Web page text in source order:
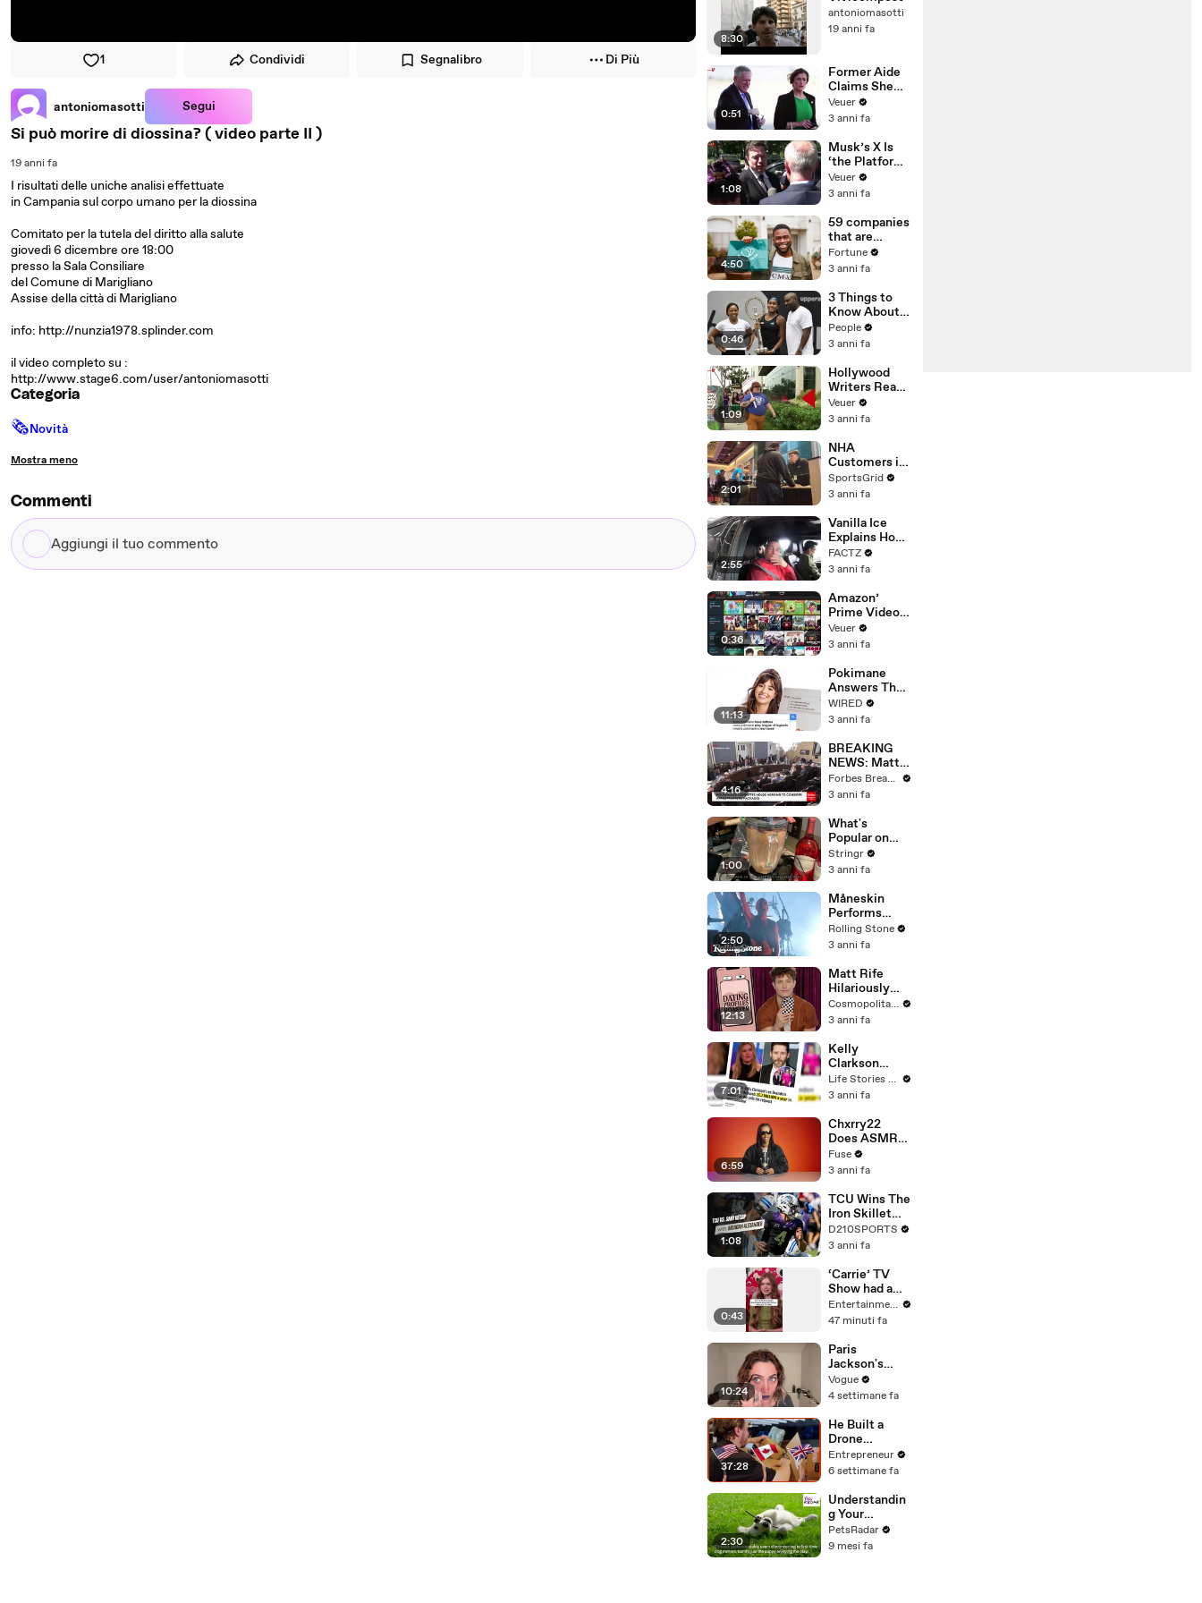
1 Condividi Segnalibro Di Più
antoniomasotti Segui
Si può morire di diossina? ( video parte II )
19 anni fa
I risultati delle uniche analisi effettuate
in Campania sul corpo umano per la diossina
Comitato per la tutela del diritto alla salute
giovedì 6 dicembre ore 18:00
presso la Sala Consiliare
del Comune di Marigliano
Assise della città di Marigliano
info: http://nunzia1978.splinder.com
il video completo su :
http://www.stage6.com/user/antoniomasotti
Categoria
🗞Novità
Mostra meno
Commenti
Aggiungi
il
8:30
antoniomasotti
19 anni fa
0:51
Former Aide
Claims She
Was Asked to
Make a ‘Hit
Trump
Veuer
3 anni fa
1:08
Musk’s X Is
‘the Platform
With the
Largest Ratio
Misinformatio
n or
Disinformatio
n’ Amongst
All Social
Media
Platforms
Veuer
3 anni fa
4:50
59 companies
that are
changing the
world: From
Chobani
Fortune
3 anni fa
0:46
3 Things to
Know About
Coco Gauff's
Parents
People
3 anni fa
1:09
Hollywood
Writers Reach
‘Tentative
Agreement’
After 146 Day
Strike
Veuer
3 anni fa
2:01
NHA
Customers in
Limbo as
Company
Potential
Merger
SportsGrid
3 anni fa
2:55
Vanilla Ice
Explains How
the 90’s
Shaped
FACTZ
3 anni fa
0:36
Amazon’
Prime Video
Will Show
Commercials
Year
Veuer
3 anni fa
11:13
Pokimane
Answers The
Web's Most
Searched
WIRED
3 anni fa
4:16
BREAKING
NEWS: Matt
Gaetz Tells
House
'I'm Not Going
To Vote For A
Continuing
Resolution'
Forbes Breaking News
3 anni fa
1:00
What's
Popular on
Uber Eats?
Stringr
3 anni fa
2:50
Måneskin
Performs
"HONEY" at
MSG
Rolling Stone
3 anni fa
12:13
Matt Rife
Hilariously
Roasts Your
Dating
Cosmopolitan
Cosmopolitan USA
3 anni fa
7:01
Kelly
Clarkson
Fights Back
Against
Blackstock In
Devastating
Divorce
Battle
Life Stories By Goalcast
3 anni fa
6:59
Chxrry22
Does ASMR
with Matcha,
Talks Using
Escape &
Touring with
The Weeknd
Fuse
3 anni fa
1:08
TCU Wins The
Iron Skillet
With A 34-17
Win Over
D210SPORTS
3 anni fa
0:43
‘Carrie’ TV
Show had a
Blood
Application
After Dexter
Entertainment Weekly
47 minuti fa
10:24
Paris
Jackson's
Makeup
Routine
Vogue
4 settimane fa
37:28
He Built a
Drone
Delivery
Network That
Times More
Customers —
And
Restaurants
Are Taking
Entrepreneur
6 settimane fa
2:30
Understandin
g Your
Puppies Body
Language
PetsRadar
9 mesi fa